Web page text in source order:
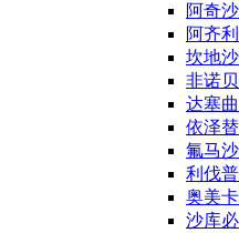
阿奇
阿齐
坎地
非诺
达塞
依泽
氟马
利伐
奥美
沙库